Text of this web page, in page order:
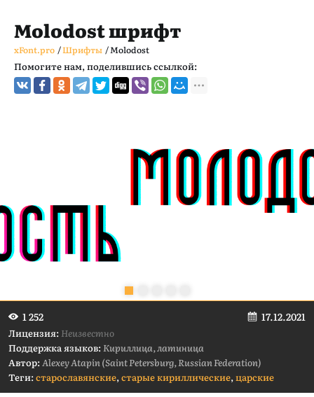
Molodost шрифт
xFont.pro /Шрифты /Molodost
Помогите нам, поделившись ссылкой:
1 252 17.12.2021
Лицензия: Неизвестно
Поддержка языков: Кириллица, латиница
Автор: Alexey Atapin (Saint Petersburg, Russian Federation)
Теги:старославянские, старые кириллические, царские